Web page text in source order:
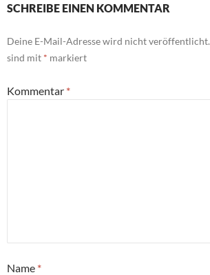
SCHREIBE EINEN KOMMENTAR
Deine E-Mail-Adresse wird nicht veröffentlicht.
sind mit * markiert
Kommentar *
Name *